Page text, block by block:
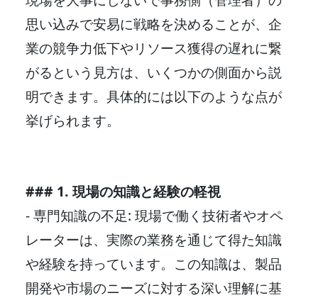
思い込みで安易に戦略を決めることが、企
業の競争力低下やリソース獲得の遅れに繋
がるという見方は、いくつかの側面から説
明できます。具体的には以下のような点が
挙げられます。
### 1. 現場の知識と経験の軽視
- 専門知識の不足: 現場で働く技術者やオペ
レーターは、実際の業務を通じて得た知識
や経験を持っています。この知識は、製品
開発や市場のニーズに対する深い理解に基